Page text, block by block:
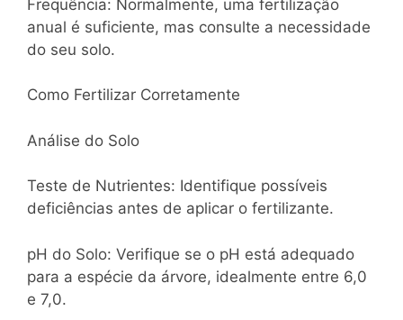
Frequência: Normalmente, uma fertilização
anual é suficiente, mas consulte a necessidade
do seu solo.
Como Fertilizar Corretamente
Análise do Solo
Teste de Nutrientes: Identifique possíveis
deficiências antes de aplicar o fertilizante.
pH do Solo: Verifique se o pH está adequado
para a espécie da árvore, idealmente entre 6,0
e 7,0.